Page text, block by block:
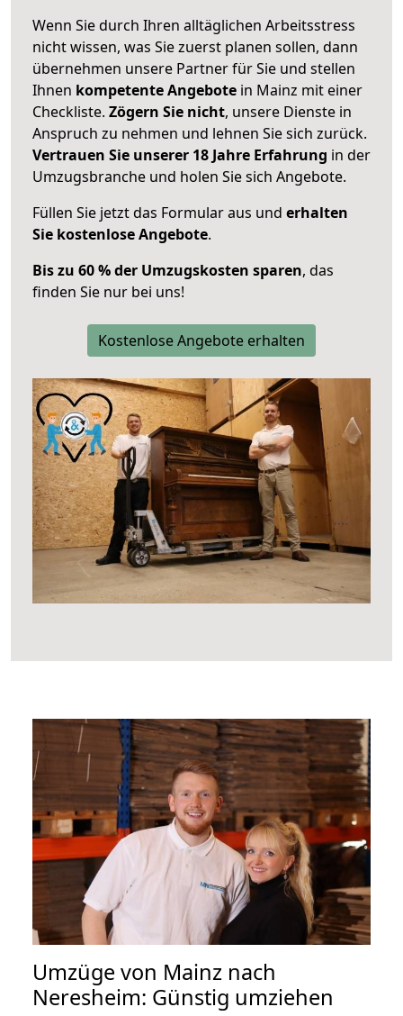
Wenn Sie durch Ihren alltäglichen Arbeitsstress
nicht wissen, was Sie zuerst planen sollen, dann
übernehmen unsere Partner für Sie und stellen
Ihnen kompetente Angebote in Mainz mit einer
Checkliste. Zögern Sie nicht, unsere Dienste in
Anspruch zu nehmen und lehnen Sie sich zurück.
Vertrauen Sie unserer 18 Jahre Erfahrung in der
Umzugsbranche und holen Sie sich Angebote.
Füllen Sie jetzt das Formular aus und erhalten
Sie kostenlose Angebote.
Bis zu 60 % der Umzugskosten sparen, das
finden Sie nur bei uns!
Kostenlose Angebote erhalten
Umzüge von Mainz nach
Neresheim: Günstig umziehen